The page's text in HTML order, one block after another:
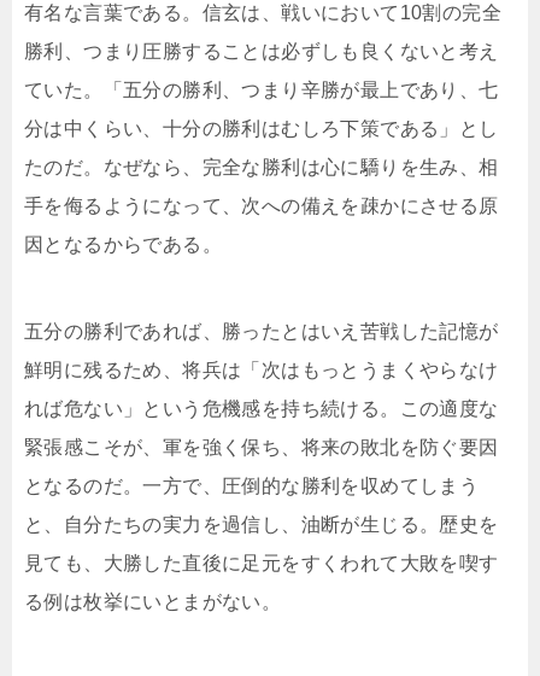
有名な言葉である。信玄は、戦いにおいて10割の完全
勝利、つまり圧勝することは必ずしも良くないと考え
ていた。「五分の勝利、つまり辛勝が最上であり、七
分は中くらい、十分の勝利はむしろ下策である」とし
たのだ。なぜなら、完全な勝利は心に驕りを生み、相
手を侮るようになって、次への備えを疎かにさせる原
因となるからである。
五分の勝利であれば、勝ったとはいえ苦戦した記憶が
鮮明に残るため、将兵は「次はもっとうまくやらなけ
れば危ない」という危機感を持ち続ける。この適度な
緊張感こそが、軍を強く保ち、将来の敗北を防ぐ要因
となるのだ。一方で、圧倒的な勝利を収めてしまう
と、自分たちの実力を過信し、油断が生じる。歴史を
見ても、大勝した直後に足元をすくわれて大敗を喫す
る例は枚挙にいとまがない。